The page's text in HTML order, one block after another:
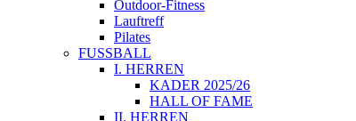
Outdoor-Fitness
Lauftreff
Pilates
FUSSBALL
I. HERREN
KADER 2025/26
HALL OF FAME
II. HERREN